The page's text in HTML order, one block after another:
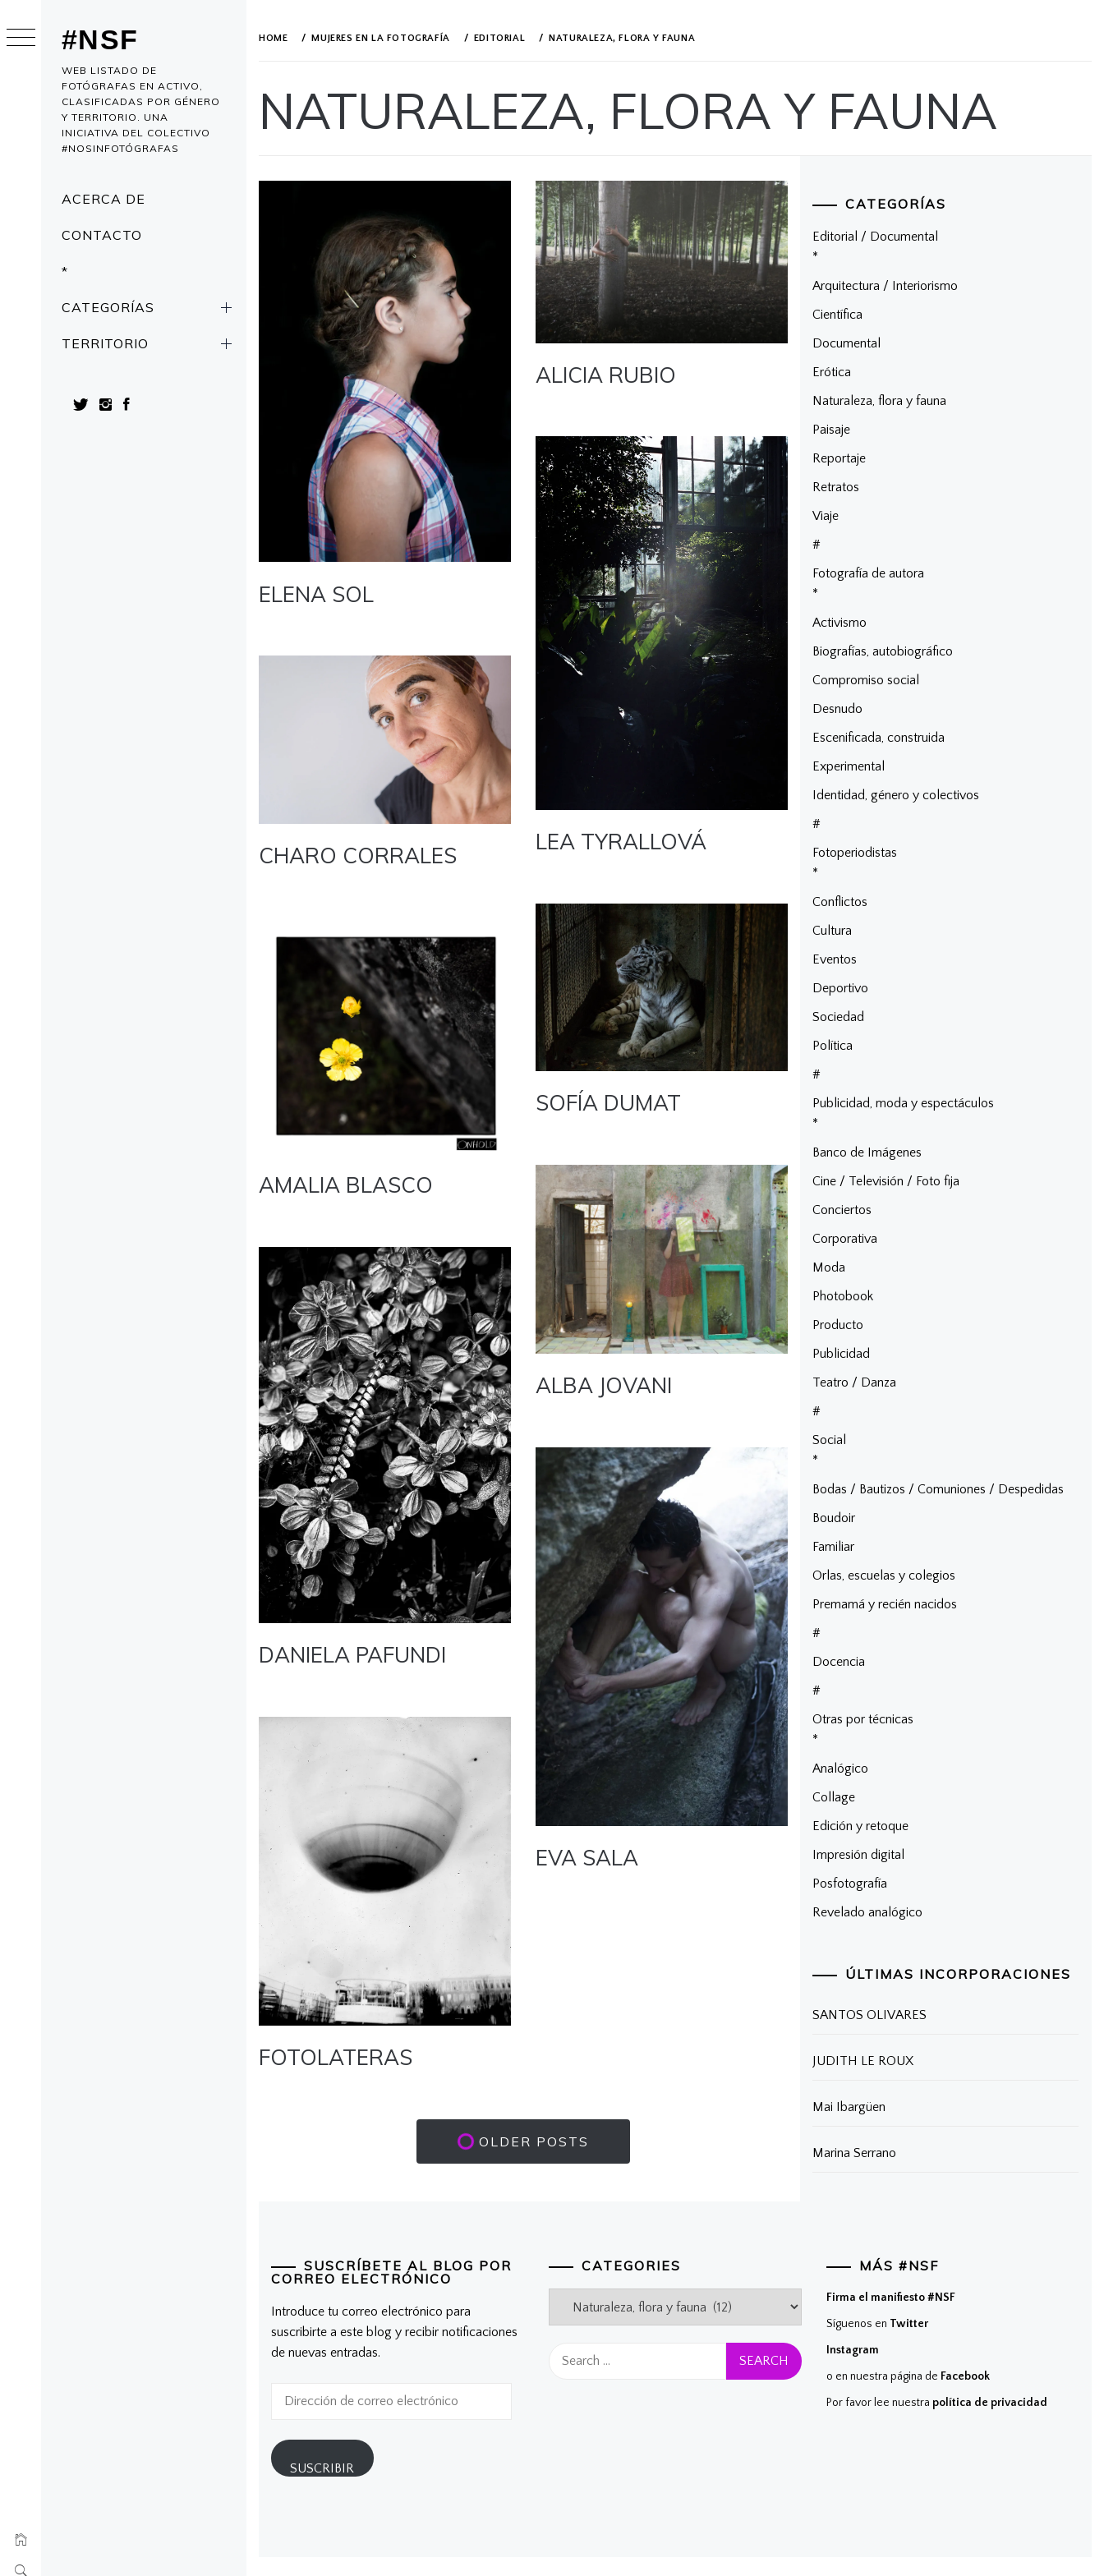
#NSF
WEB LISTADO DE
FOTÓGRAFAS EN ACTIVO,
CLASIFICADAS POR GÉNERO
Y TERRITORIO. UNA
INICIATIVA DEL COLECTIVO
#NOSINFOTÓGRAFAS
Menu
ACERCA DE
CONTACTO
*
CATEGORÍAS
TERRITORIO
to
content
HOME MUJERES EN LA FOTOGRAFÍA EDITORIAL NATURALEZA, FLORA Y FAUNA
NATURALEZA, FLORA Y FAUNA
ELENA SOL
ALICIA RUBIO
LEA TYRALLOVÁ
CHARO CORRALES
SOFÍA DUMAT
AMALIA BLASCO
ALBA JOVANI
DANIELA PAFUNDI
EVA SALA
FOTOLATERAS
OLDER POSTS
CATEGORÍAS
Editorial / Documental
*
Arquitectura / Interiorismo
Científica
Documental
Erótica
Naturaleza, flora y fauna
Paisaje
Reportaje
Retratos
Viaje
#
Fotografía de autora
*
Activismo
Biografías, autobiográfico
Compromiso social
Desnudo
Escenificada, construida
Experimental
Identidad, género y colectivos
#
Fotoperiodistas
*
Conflictos
Cultura
Eventos
Deportivo
Sociedad
Política
#
Publicidad, moda y espectáculos
*
Banco de Imágenes
Cine / Televisión / Foto fija
Conciertos
Corporativa
Moda
Photobook
Producto
Publicidad
Teatro / Danza
#
Social
*
Bodas / Bautizos / Comuniones / Despedidas
Boudoir
Familiar
Orlas, escuelas y colegios
Premamá y recién nacidos
#
Docencia
#
Otras por técnicas
*
Analógico
Collage
Edición y retoque
Impresión digital
Posfotografía
Revelado analógico
ÚLTIMAS INCORPORACIONES
SANTOS OLIVARES
JUDITH LE ROUX
Mai Ibargüen
Marina Serrano
SUSCRÍBETE AL BLOG POR
CORREO ELECTRÓNICO
Introduce tu correo electrónico para
suscribirte a este blog y recibir notificaciones
de nuevas entradas.
electrónico
SUSCRIBIR
CATEGORIES
for:
MÁS #NSF
Firma el manifiesto #NSF
Síguenos en Twitter
Instagram
o en nuestra página de Facebook
Por favor lee nuestra política de privacidad